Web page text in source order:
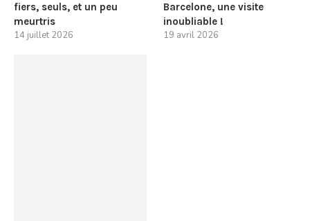
fiers, seuls, et un peu
meurtris
14 juillet 2026
Barcelone, une visite
inoubliable !
19 avril 2026